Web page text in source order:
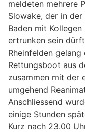
meldeten mehrere
Slowake, der in
Baden mit
ertrunken sein
Rheinfelden
Rettungsboot aus
zusammen mit der
umgehend
Anschliessend
einige Stunden
Kurz nach 23.00